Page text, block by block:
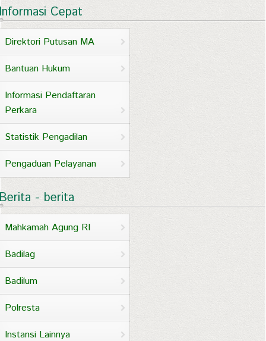
Cepat
Direktori Putusan MA
Bantuan Hukum
Informasi Pendaftaran
Perkara
Statistik Pengadilan
Pengaduan Pelayanan
- berita
Mahkamah Agung RI
Badilag
Badilum
Polresta
Instansi Lainnya